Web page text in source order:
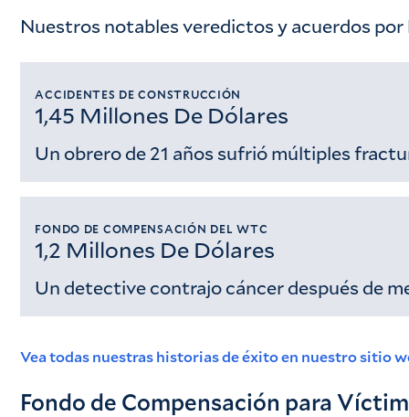
Nuestros notables veredictos y acuerdos por
ACCIDENTES DE CONSTRUCCIÓN
1,45 Millones De Dólares
Un obrero de 21 años sufrió múltiples
FONDO DE COMPENSACIÓN DEL WTC
1,2 Millones De Dólares
Un detective contrajo cáncer después de
Vea todas nuestras historias de éxito en nuestro sitio
Fondo de Compensación para